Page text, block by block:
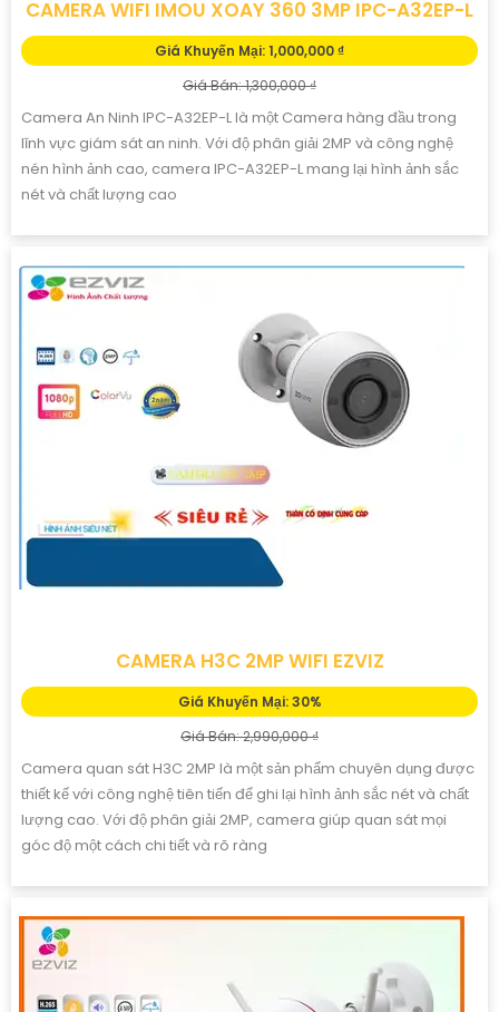
CAMERA WIFI IMOU XOAY 360 3MP IPC-A32EP-L
Giá Khuyến Mại: 1,000,000 ₫
Giá Bán: 1,300,000 ₫
Camera An Ninh IPC-A32EP-L là một Camera hàng đầu trong
lĩnh vực giám sát an ninh. Với độ phân giải 2MP và công nghệ
nén hình ảnh cao, camera IPC-A32EP-L mang lại hình ảnh sắc
nét và chất lượng cao
CAMERA H3C 2MP WIFI EZVIZ
Giá Khuyến Mại: 30%
Giá Bán: 2,990,000 ₫
Camera quan sát H3C 2MP là một sản phẩm chuyên dụng được
thiết kế với công nghệ tiên tiến để ghi lại hình ảnh sắc nét và chất
lượng cao. Với độ phân giải 2MP, camera giúp quan sát mọi
góc độ một cách chi tiết và rõ ràng